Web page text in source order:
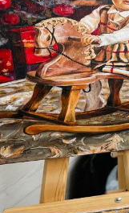
Выберите из списка: